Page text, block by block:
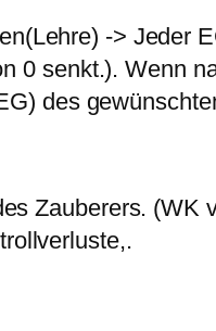
-> Jeder
0 senkt.). Wenn
des
Zauberers. (WK